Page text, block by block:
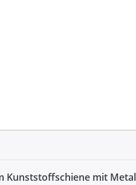
Kunststoffschiene mit